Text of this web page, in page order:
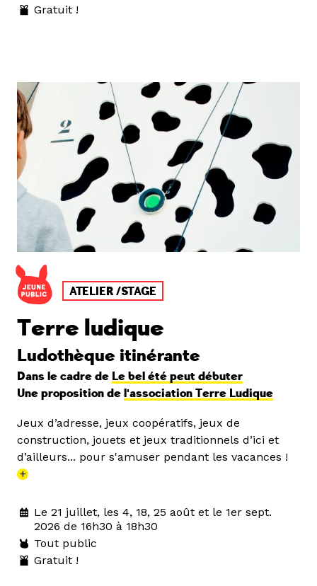
Gratuit !
ATELIER /STAGE
Terre ludique
Ludothèque itinérante
Dans le cadre de Le bel été peut débuter
Une proposition de l'association Terre Ludique
Jeux d’adresse, jeux coopératifs, jeux de
construction, jouets et jeux traditionnels d’ici et
d’ailleurs... pour s'amuser pendant les vacances !
+
Le 21 juillet, les 4, 18, 25 août et le 1er sept.
2026 de 16h30 à 18h30
Tout public
Gratuit !